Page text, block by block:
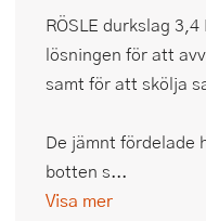
RÖSLE durkslag
lösningen för att
samt för att skölja
De jämnt fördelade
botten s...
Visa mer